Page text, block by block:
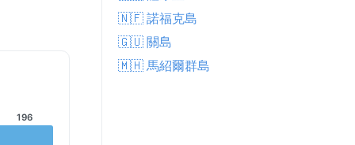
196
🇳🇫 諾福克島
🇬🇺 關島
🇲🇭 馬紹爾群島